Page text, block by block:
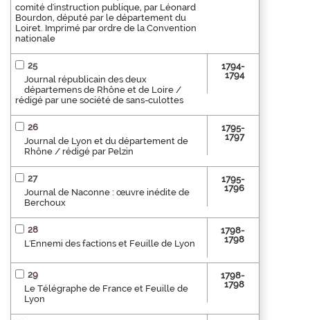
comité d'instruction publique, par Léonard
Bourdon, député par le département du
Loiret. Imprimé par ordre de la Convention
nationale
25
Journal républicain des deux
départemens de Rhône et de Loire /
rédigé par une société de sans-culottes
1794-
1794
26
Journal de Lyon et du département de
Rhône / rédigé par Pelzin
1795-
1797
27
Journal de Naconne : œuvre inédite de
Berchoux
1795-
1796
28
L'Ennemi des factions et Feuille de Lyon
1798-
1798
29
Le Télégraphe de France et Feuille de
Lyon
1798-
1798